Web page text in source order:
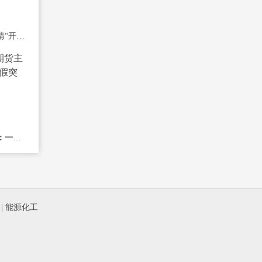
期货开户有风险吗？厘清“开户风险”与
如何看懂期货主力资金：一眼识别真假突
能源化工